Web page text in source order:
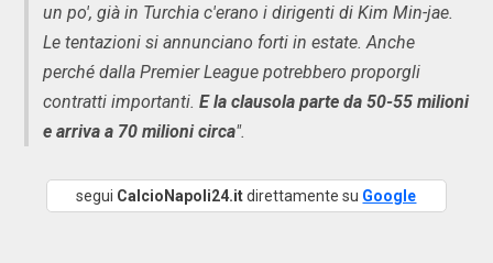
un po', già in Turchia c'erano i dirigenti di Kim Min-jae.
Le tentazioni si annunciano forti in estate. Anche
perché dalla Premier League potrebbero proporgli
contratti importanti. E la clausola parte da 50-55 milioni
e arriva a 70 milioni circa".
segui CalcioNapoli24.itdirettamente su Google